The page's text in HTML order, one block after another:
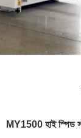
MY1500 হাই স্পিড